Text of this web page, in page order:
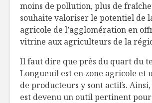
moins de pollution, plus de
souhaite valoriser le potentiel de
agricole de l’agglomération en
vitrine aux agriculteurs de la
Il faut dire que près du quart du
Longueuil est en zone agricole et
de producteurs y sont actifs.
est devenu un outil pertinent
à la trace!
Le vin : à votre
santé?
Quand le sport fait
mal